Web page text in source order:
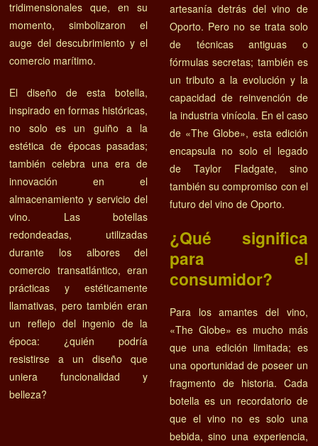
tridimensionales que, en su
momento, simbolizaron el
auge del descubrimiento y el
comercio marítimo.
El diseño de esta botella,
inspirado en formas históricas,
no solo es un guiño a la
estética de épocas pasadas;
también celebra una era de
innovación en el
almacenamiento y servicio del
vino. Las botellas
redondeadas, utilizadas
durante los albores del
comercio transatlántico, eran
prácticas y estéticamente
llamativas, pero también eran
un reflejo del ingenio de la
época: ¿quién podría
resistirse a un diseño que
uniera funcionalidad y
belleza?
artesanía detrás del vino de
Oporto. Pero no se trata solo
de técnicas antiguas o
fórmulas secretas; también es
un tributo a la evolución y la
capacidad de reinvención de
la industria vinícola. En el caso
de «The Globe», esta edición
encapsula no solo el legado
de Taylor Fladgate, sino
también su compromiso con el
futuro del vino de Oporto.
¿Qué significa
para el
consumidor?
Para los amantes del vino,
«The Globe» es mucho más
que una edición limitada; es
una oportunidad de poseer un
fragmento de historia. Cada
botella es un recordatorio de
que el vino no es solo una
bebida, sino una experiencia,